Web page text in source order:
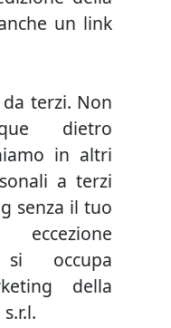
un link
terzi. Non
dietro
in altri
a terzi
senza il tuo
si occupa
della